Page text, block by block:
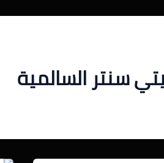
سنتر السالمية